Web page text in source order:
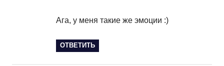
Ага, у меня такие же эмоции :)
ОТВЕТИТЬ